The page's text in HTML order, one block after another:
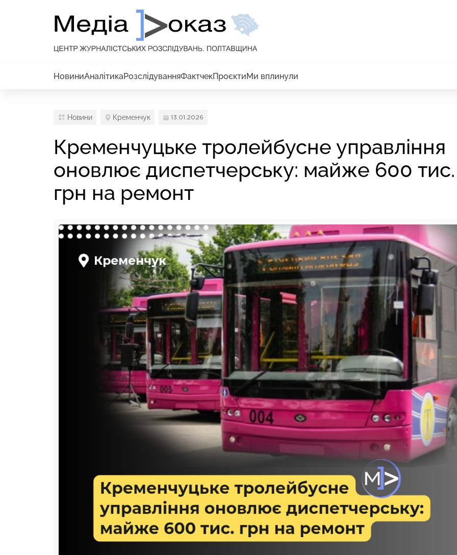
НовиниАналітикаРозслідуванняФактчекПроєктиМи вплинули
Новини Кременчук 13.01.2026
Кременчуцьке тролейбусне управління
оновлює диспетчерську: майже 600 тис.
грн на ремонт